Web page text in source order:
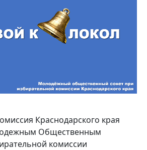
Краснодарского края
Общественным
комиссии